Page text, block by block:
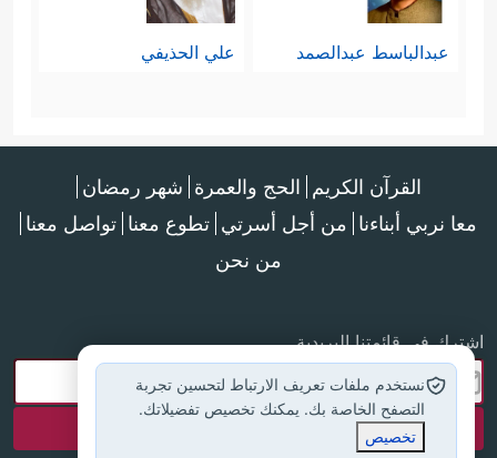
عبدالباسط عبدالصمد علي الحذيفي
القرآن الكريم الحج والعمرة شهر رمضان
معا نربي أبناءنا من أجل أسرتي تطوع معنا تواصل معنا
من نحن
اشترك في قائمتنا البريدية
نستخدم ملفات تعريف الارتباط لتحسين تجربة
التصفح الخاصة بك. يمكنك تخصيص تفضيلاتك.
تخصيص